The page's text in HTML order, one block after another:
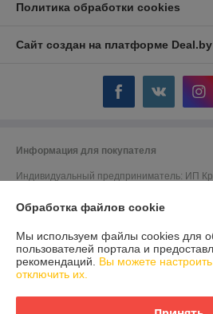
Политика обработки cookies
Сайт создан на платформе Deal.by
Информация для покупателя
Индивидуальный предприниматель: ИП
Регистрационный номер ЕГР: 192945661
УНП: 192945661
Регистрационный орган: Минский
Обработка файлов cookie
Мы используем файлы cookies для
пользователей портала и
рекомендаций. Вы можете
отключить их.